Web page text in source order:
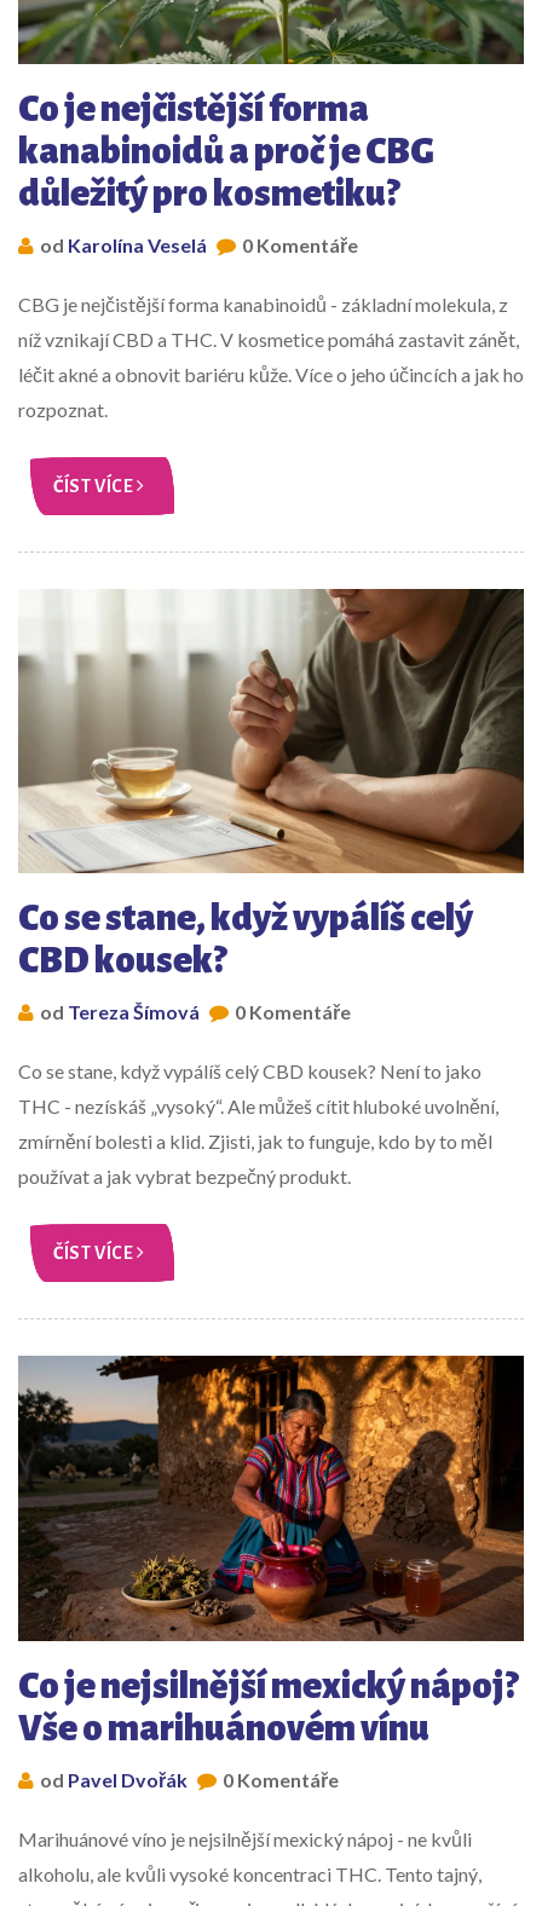
Co je nejčistější forma
kanabinoidů a proč je CBG
důležitý pro kosmetiku?
od Karolína Veselá 0 Komentáře
CBG je nejčistější forma kanabinoidů - základní molekula, z
níž vznikají CBD a THC. V kosmetice pomáhá zastavit zánět,
léčit akné a obnovit bariéru kůže. Více o jeho účincích a jak ho
rozpoznat.
ČÍST VÍCE
Co se stane, když vypálíš celý
CBD kousek?
od Tereza Šímová 0 Komentáře
Co se stane, když vypálíš celý CBD kousek? Není to jako
THC - nezískáš „vysoký“. Ale můžeš cítit hluboké uvolnění,
zmírnění bolesti a klid. Zjisti, jak to funguje, kdo by to měl
používat a jak vybrat bezpečný produkt.
ČÍST VÍCE
Co je nejsilnější mexický nápoj?
Vše o marihuánovém vínu
od Pavel Dvořák 0 Komentáře
Marihuánové víno je nejsilnější mexický nápoj - ne kvůli
alkoholu, ale kvůli vysoké koncentraci THC. Tento tajný,